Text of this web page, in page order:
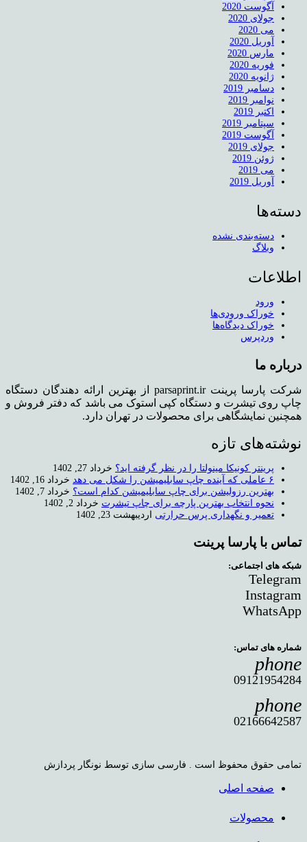
آگوست 2020
جولای 2020
می 2020
آوریل 2020
مارس 2020
فوریه 2020
ژانویه 2020
دسامبر 2019
نوامبر 2019
اکتبر 2019
سپتامبر 2019
آگوست 2019
جولای 2019
ژوئن 2019
می 2019
آوریل 2019
دسته‌ها
دسته‌بندی نشده
وبلاگ
اطلاعات
ورود
خوراک ورودی‌ها
خوراک دیدگاه‌ها
وردپرس
درباره ما
شرکت پارسا پرینت parsaprint.ir از بهترین ارائه دهندگان دستگاه
چاپ روی تیشرت و دستگاه کپی استوک می باشد که دفتر فروش و
همچنین نمایشگاهی برای محصولات در تهران دارد.
نوشته‌های تازه
پرینتر کونیکا مینولتا را در نظر گرفته اید؟ خرداد 27, 1402
۶ عاملی که آینده چاپ سابلیمیشن را شکل می دهد
خرداد 16, 1402
بهترین رزولیشن برای چاپ سابلیمیشن کدام است؟ خرداد 7, 1402
نحوه انتخاب بهترین پارچه برای چاپ تیشرت خرداد 2, 1402
تعمیر و نگهداری پرس حرارتی
اردیبهشت 23, 1402
تماس با پارسا پرینت
شبکه های اجتماعی:
Telegram
Instagram
WhatsApp
شماره های تماس:
phone
09121954284
phone
02166642587
تمامی حقوق محفوظ است . فارسی سازی توسط نونگار پردازش
صفحه اصلی
محصولات